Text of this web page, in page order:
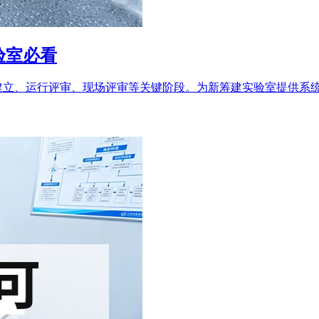
室必看
、运行评审、现场评审等关键阶段。为新筹建实验室提供